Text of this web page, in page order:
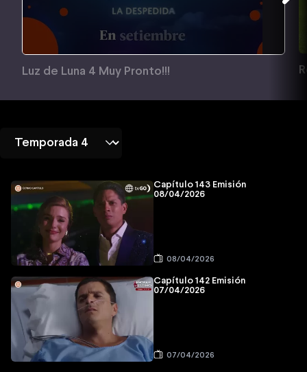
Luz de Luna 4 Muy Pronto!!!
Capítulo 143 Emisión
08/04/2026
08/04/2026
Capítulo 142 Emisión
07/04/2026
07/04/2026